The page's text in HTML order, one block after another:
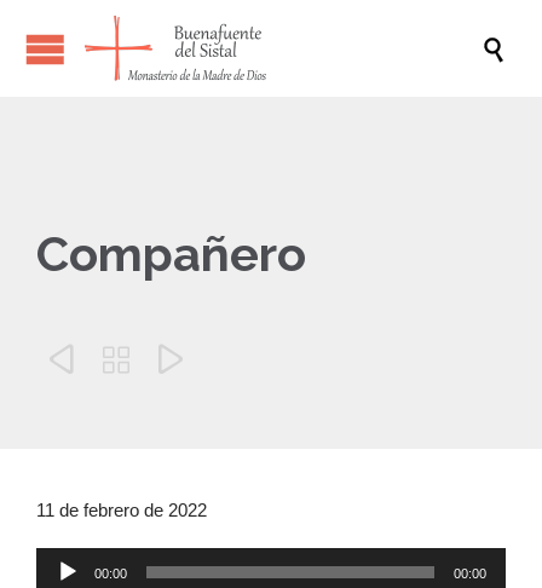

Compañero
  
11 de febrero de 2022
00:00 00:00